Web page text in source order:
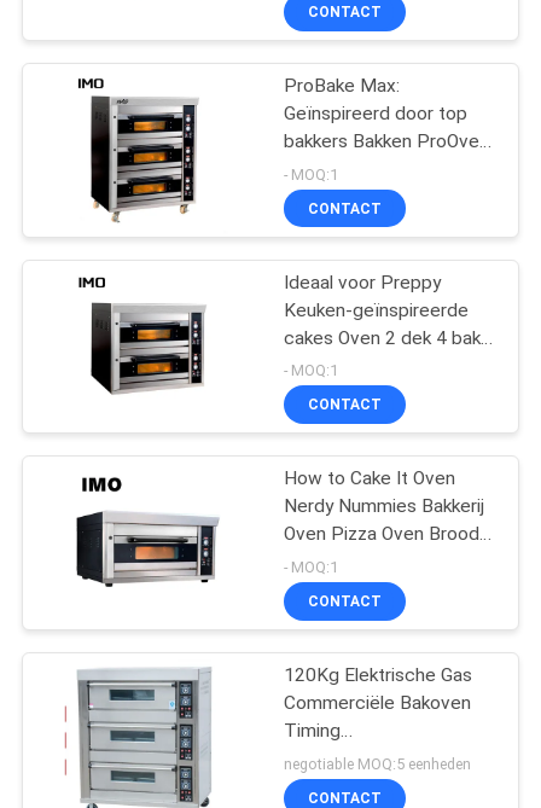
KWALITEITSCONTROLE
CONTACTEER
NIEUWS
GEVALLEN
SITEMAP
PRIVACY
POLICY
Chinees Kokend
Fornuis
Bakselovens
Commerciële
Elektrische
Stoomboot
32
CAKE MEESTERSCHAP
CONTACT
ProBake Max:
Geïnspireerd door top
bakkers Bakken ProOven
CakeMastery 3 dek 6 tray
commerciële gasoven
- MOQ:1
CONTACT
Ideaal voor Preppy
Keuken-geïnspireerde
cakes Oven 2 dek 4 bak
Commerciële gasoven
- MOQ:1
CONTACT
How to Cake It Oven
Nerdy Nummies Bakkerij
Oven Pizza Oven Brood 1
Deck 2 Tray Gas Bakoven
530mm Hoogte Gas
Energie
- MOQ:1
CONTACT
120Kg Elektrische Gas
Commerciële Bakoven
Timing
Temperatuurregeling
600*400mm
negotiable MOQ:5 eenheden
CONTACT